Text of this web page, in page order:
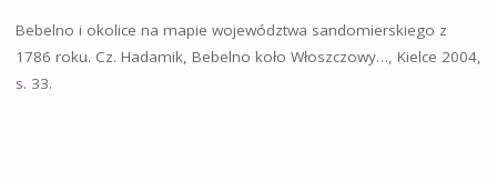
Bebelno i okolice na mapie województwa sandomierskiego z
1786 roku. Cz. Hadamik, Bebelno koło Włoszczowy…, Kielce 2004,
s. 33.